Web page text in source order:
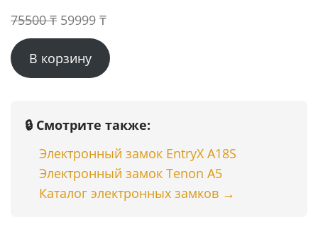
75500₸ Первоначальная
цена
составляла
75500 ₸.
59999 ₸Текущая
59999 ₸.
В корзину
🔒 Смотрите также:
Электронный замок EntryX A18S
Электронный замок Tenon A5
Каталог электронных замков →